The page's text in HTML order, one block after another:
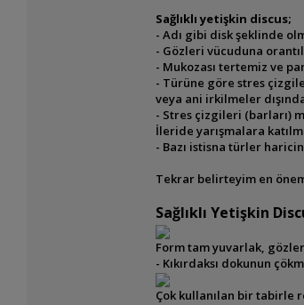
Sağlıklı yetişkin discus;
- Adı gibi disk şeklinde
- Gözleri vücuduna
- Mukozası tertemiz ve
- Türüne göre stres
veya ani irkilmeler
- Stres çizgileri (barları)
İleride yarışmalara
- Bazı istisna türler
Tekrar belirteyim en
Sağlıklı Yetişkin
Form tam yuvarlak, gözler
- Kıkırdaksı dokunun
Çok kullanılan bir tabirle